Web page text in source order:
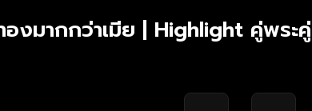
องมากกว่าเมีย | Highlight คู่พระคู่